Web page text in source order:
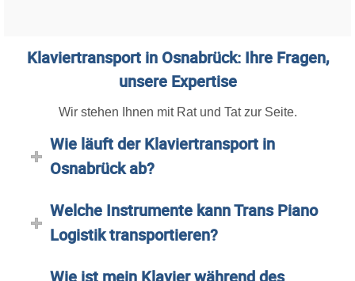
Klaviertransport in Osnabrück: Ihre Fragen,
unsere Expertise
Wir stehen Ihnen mit Rat und Tat zur Seite.
Wie läuft der Klaviertransport in
Osnabrück ab?
Welche Instrumente kann Trans Piano
Logistik transportieren?